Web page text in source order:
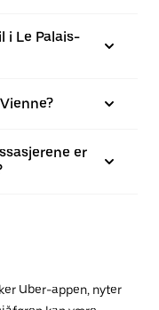
i Le Palais-
er
Uber-appen, nyter